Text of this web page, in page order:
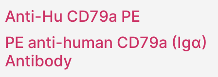
Anti-Hu CD79a PE
PE anti-human CD79a (Igα)
Antibody